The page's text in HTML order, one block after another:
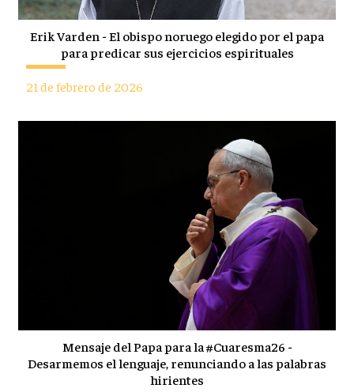
Erik Varden - El obispo noruego elegido por el papa
para predicar sus ejercicios espirituales
21 de febrero de 2026
Mensaje del Papa para la #Cuaresma26 -
Desarmemos el lenguaje, renunciando a las palabras
hirientes